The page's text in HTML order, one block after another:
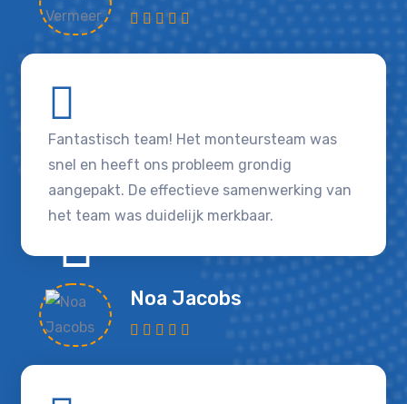
Fantastisch team! Het monteursteam was
snel en heeft ons probleem grondig
aangepakt. De effectieve samenwerking van
het team was duidelijk merkbaar.
Noa Jacobs